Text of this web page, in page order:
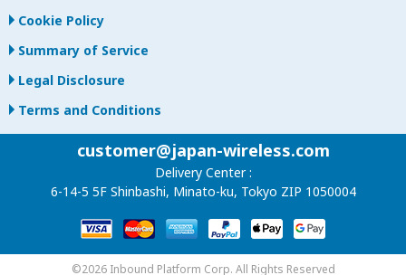
Cookie Policy
Summary of Service
Legal Disclosure
Terms and Conditions
customer@japan-wireless.com
Delivery Center :
6-14-5 5F Shinbashi, Minato-ku, Tokyo ZIP 1050004
©2026 Inbound Platform Corp. All Rights Reserved